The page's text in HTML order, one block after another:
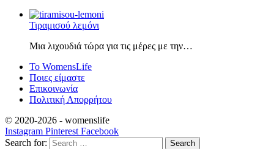
Τιραμισού λεμόνι
Μια λιχουδιά τώρα για τις μέρες με την…
Το WomensLife
Ποιες είμαστε
Επικοινωνία
Πολιτική Απορρήτου
© 2020-2026 - womenslife
Instagram Pinterest Facebook
Search for: